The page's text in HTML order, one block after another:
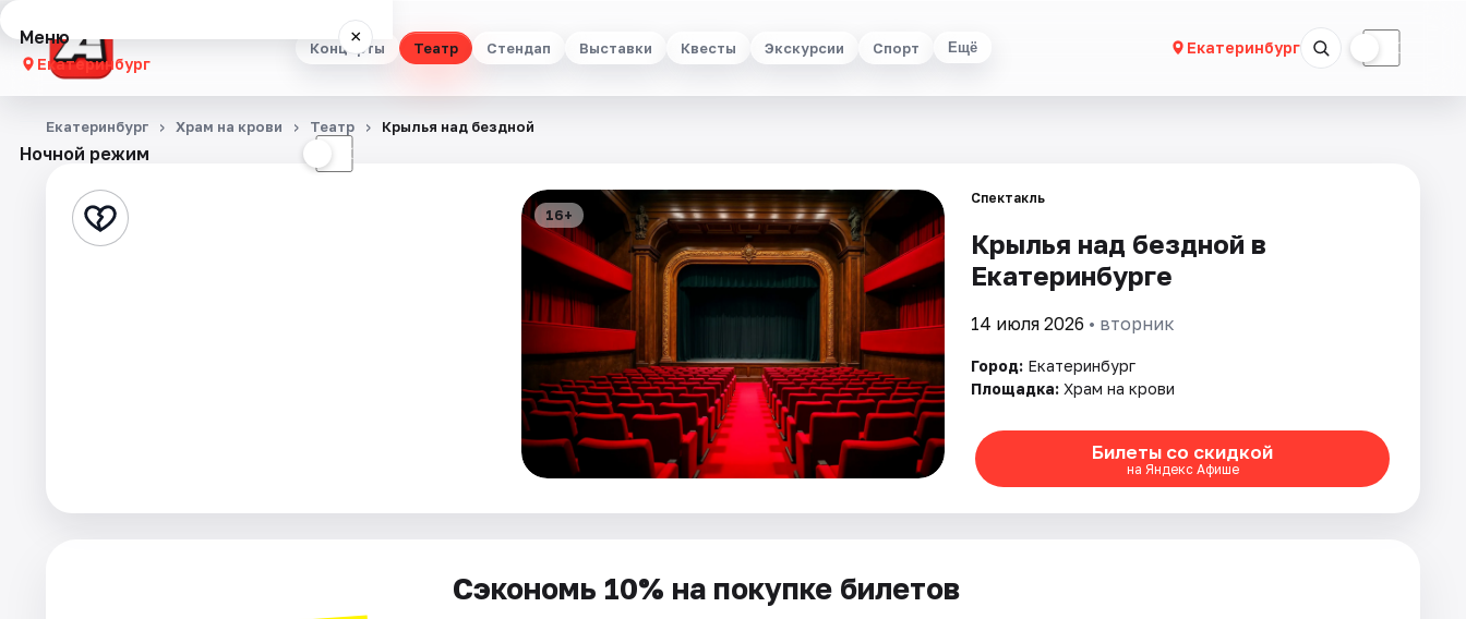
Концерты Театр Стендап Выставки Квесты Экскурсии Спорт Ещё Екатеринбург ☾
Меню ×
Екатеринбург
Концерты
Стендап
Ночной режим ☾
Екатеринбург Храм на крови Театр Крылья над бездной
16+
Спектакль
Крылья над бездной в
Екатеринбурге
14 июля 2026 • вторник
Город: Екатеринбург
Площадка: Храм на крови
Билеты со скидкой
на Яндекс Афише
Сэкономь 10% на покупке билетов